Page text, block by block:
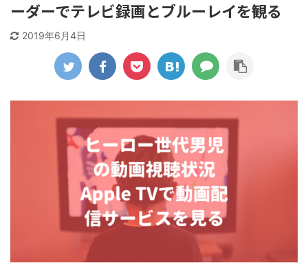
ーダーでテレビ録画とブルーレイを観る
2019年6月4日